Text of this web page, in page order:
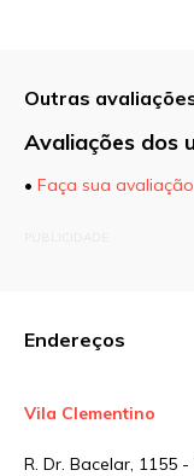
Outras
Avaliações dos
• Faça sua avaliação
Endereços
Vila Clementino
R. Dr. Bacelar, 1155